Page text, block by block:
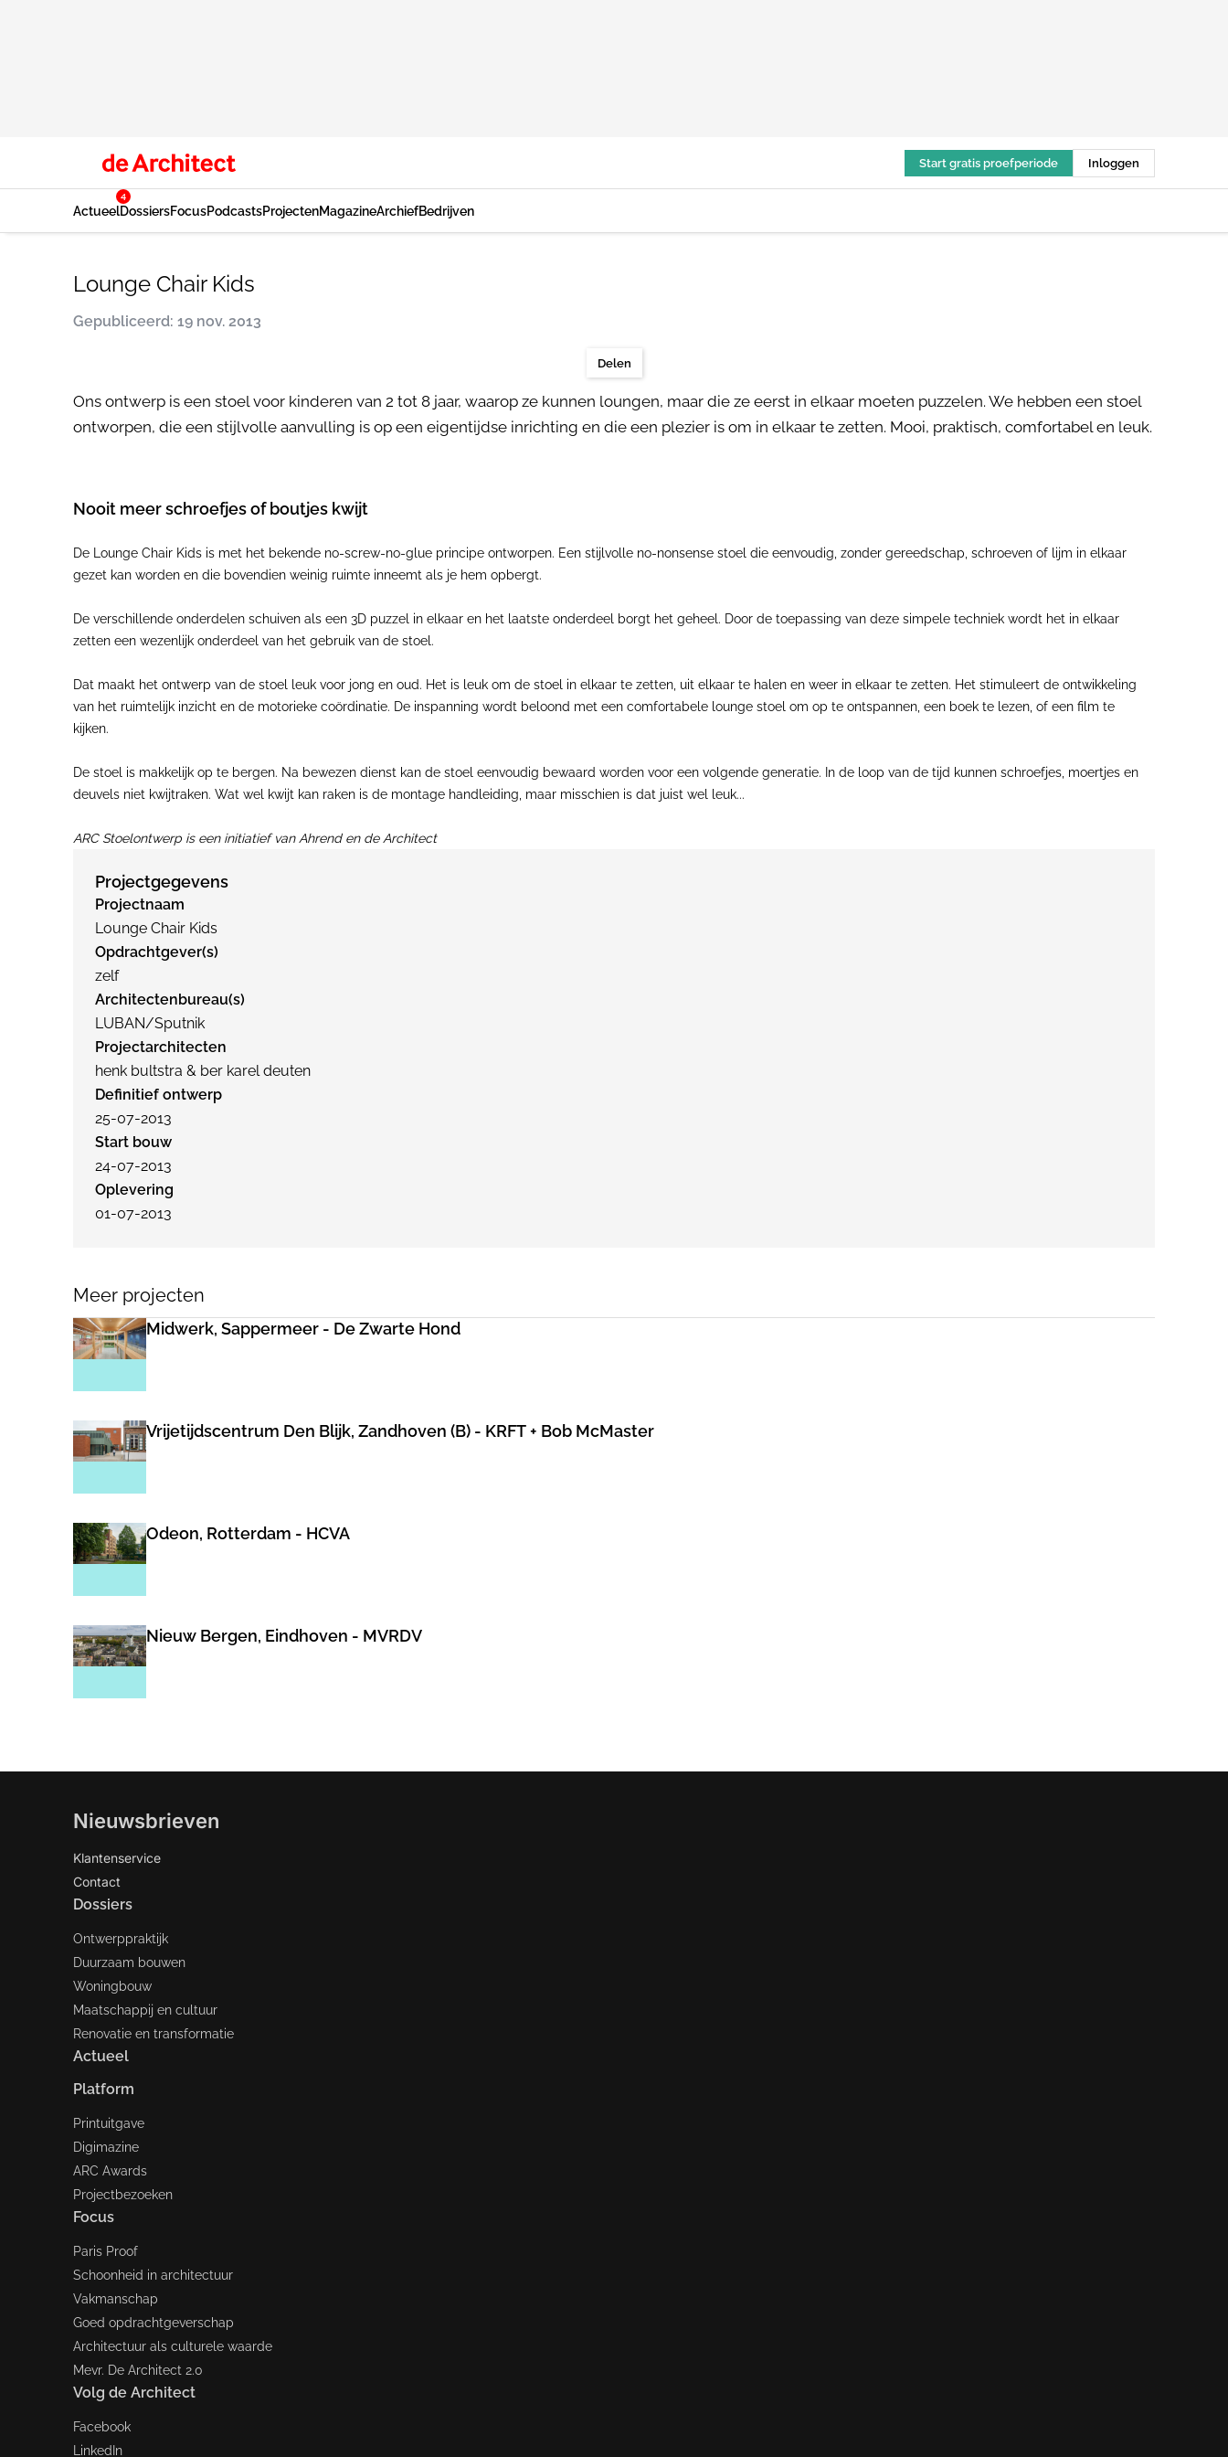
Start gratis proefperiode Inloggen
Actueel
4
DossiersFocusPodcastsProjectenMagazineArchiefBedrijven
Lounge Chair Kids
Gepubliceerd: 19 nov. 2013
Delen
Ons ontwerp is een stoel voor kinderen van 2 tot 8 jaar, waarop ze kunnen loungen, maar die ze eerst in elkaar moeten puzzelen. We hebben een stoel
ontworpen, die een stijlvolle aanvulling is op een eigentijdse inrichting en die een plezier is om in elkaar te zetten. Mooi, praktisch, comfortabel en leuk.
Nooit meer schroefjes of boutjes kwijt
De Lounge Chair Kids is met het bekende no-screw-no-glue principe ontworpen. Een stijlvolle no-nonsense stoel die eenvoudig, zonder gereedschap, schroeven of lijm in elkaar
gezet kan worden en die bovendien weinig ruimte inneemt als je hem opbergt.
De verschillende onderdelen schuiven als een 3D puzzel in elkaar en het laatste onderdeel borgt het geheel. Door de toepassing van deze simpele techniek wordt het in elkaar
zetten een wezenlijk onderdeel van het gebruik van de stoel.
Dat maakt het ontwerp van de stoel leuk voor jong en oud. Het is leuk om de stoel in elkaar te zetten, uit elkaar te halen en weer in elkaar te zetten. Het stimuleert de ontwikkeling
van het ruimtelijk inzicht en de motorieke coördinatie. De inspanning wordt beloond met een comfortabele lounge stoel om op te ontspannen, een boek te lezen, of een film te
kijken.
De stoel is makkelijk op te bergen. Na bewezen dienst kan de stoel eenvoudig bewaard worden voor een volgende generatie. In de loop van de tijd kunnen schroefjes, moertjes en
deuvels niet kwijtraken. Wat wel kwijt kan raken is de montage handleiding, maar misschien is dat juist wel leuk...
ARC Stoelontwerp is een initiatief van Ahrend en de Architect
Projectgegevens
Projectnaam
Lounge Chair Kids
Opdrachtgever(s)
zelf
Architectenbureau(s)
LUBAN/Sputnik
Projectarchitecten
henk bultstra & ber karel deuten
Definitief ontwerp
25-07-2013
Start bouw
24-07-2013
Oplevering
01-07-2013
Meer projecten
Midwerk, Sappermeer - De Zwarte Hond
Vrijetijdscentrum Den Blijk, Zandhoven (B) - KRFT + Bob McMaster
Odeon, Rotterdam - HCVA
Nieuw Bergen, Eindhoven - MVRDV
Nieuwsbrieven
Klantenservice
Contact
Dossiers
Ontwerppraktijk
Duurzaam bouwen
Woningbouw
Maatschappij en cultuur
Renovatie en transformatie
Actueel
Platform
Printuitgave
Digimazine
ARC Awards
Projectbezoeken
Focus
Paris Proof
Schoonheid in architectuur
Vakmanschap
Goed opdrachtgeverschap
Architectuur als culturele waarde
Mevr. De Architect 2.0
Volg de Architect
Facebook
LinkedIn